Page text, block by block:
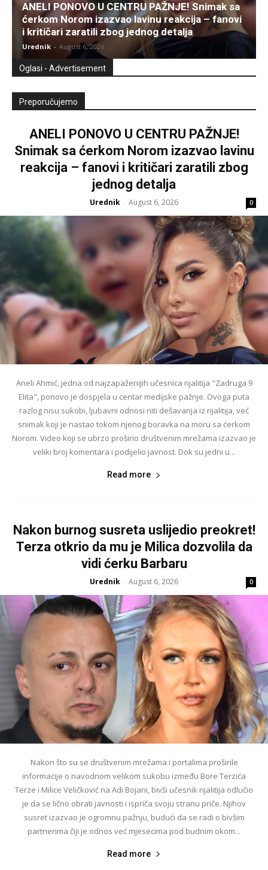
ANELI PONOVO U CENTRU PAŽNJE! Snimak sa
ćerkom Norom izazvao lavinu reakcija – fanovi
i kritičari zaratili zbog jednog detalja
Urednik - August 6, 2026
Oglasi - Advertisement
Preporučujemo
ANELI PONOVO U CENTRU PAŽNJE!
Snimak sa ćerkom Norom izazvao lavinu
reakcija – fanovi i kritičari zaratili zbog
jednog detalja
Urednik - August 6, 2026 0
Aneli Ahmić, jedna od najzapaženijih učesnica rijalitija "Zadruga 9
Elita", ponovo je dospjela u centar medijske pažnje. Ovoga puta
razlog nisu sukobi, ljubavni odnosi niti dešavanja iz rijalitija, već
snimak koji je nastao tokom njenog boravka na moru sa ćerkom
Norom. Video koji se ubrzo proširio društvenim mrežama izazvao je
veliki broj komentara i podijelio javnost. Dok su jedni u...
Read more
Nakon burnog susreta uslijedio preokret!
Terza otkrio da mu je Milica dozvolila da
vidi ćerku Barbaru
Urednik - August 6, 2026 0
Nakon što su se društvenim mrežama i portalima proširile
informacije o navodnom velikom sukobu između Bore Terzića
Terze i Milice Veličković na Adi Bojani, bivši učesnik rijalitija odlučio
je da se lično obrati javnosti i ispriča svoju stranu priče. Njihov
susret izazvao je ogromnu pažnju, budući da se radi o bivšim
partnerima čiji je odnos već mjesecima pod budnim okom...
Read more